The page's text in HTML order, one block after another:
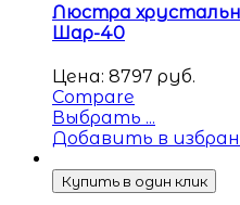
Люстра
Шар-40
Цена: 8797 руб.
Compare
Выбрать ...
Добавить в
Купить в один клик